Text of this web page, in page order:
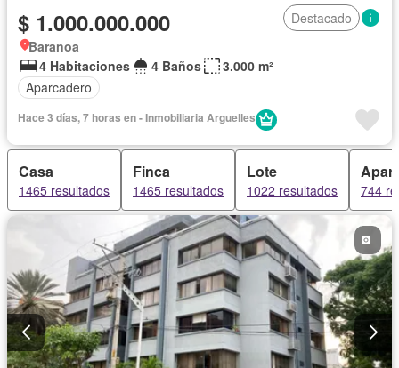
$ 1.000.000.000
Destacado
Baranoa
4 Habitaciones
4 Baños
3.000 m²
Aparcadero
Hace 3 días, 7 horas en - Inmobiliaria Arguelles
Casa
1465 resultados
Finca
1465 resultados
Lote
1022 resultados 744